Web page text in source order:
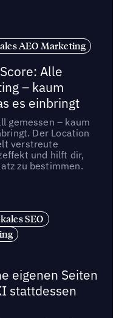
AEO Marketing
Alle
– kaum
es einbringt
gemessen – kaum
Der Location
verstreute
und hilft dir,
zu bestimmen.
SEO
eigenen Seiten
stattdessen